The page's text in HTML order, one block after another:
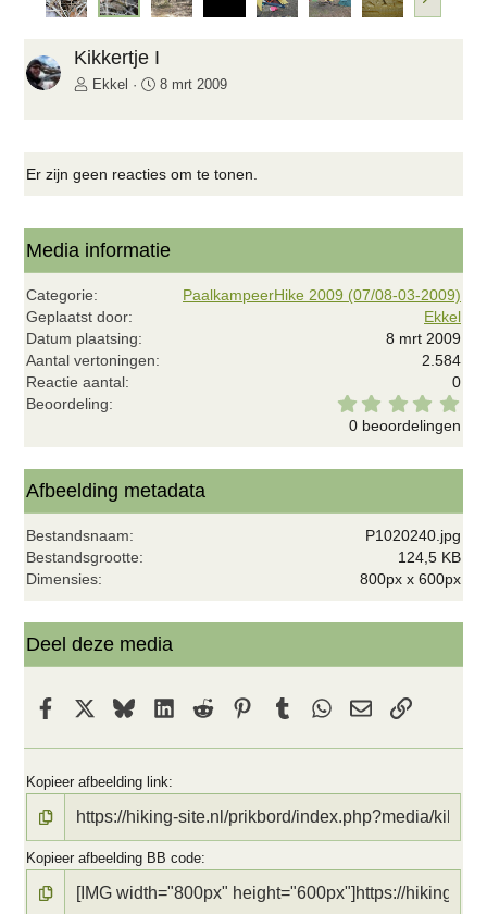
Kikkertje I
Ekkel 8 mrt 2009
Er zijn geen reacties om te tonen.
Media informatie
Categorie
PaalkampeerHike 2009 (07/08-03-2009)
Geplaatst door
Ekkel
Datum plaatsing
8 mrt 2009
Aantal vertoningen
2.584
Reactie aantal
0
Beoordeling
s
r
e
0 beoordelingen
Afbeelding metadata
Bestandsnaam
P1020240.jpg
Bestandsgrootte
124,5 KB
Dimensies
800px x 600px
Deel deze media
Facebook BlueskyLinkedInReddit PinterestTumblr WhatsApp
E-mailkoppeling
Kopieer afbeelding link
Kopieer afbeelding BB code